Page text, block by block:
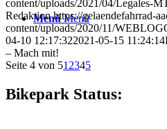
Menü Menü
content/uploads/2021/04/Legales-
Redaktion https://gelaendefahrrad-
content/uploads/2020/11/
04-10 12:17:322021-05-15 11:24:14
– Mach mit!
Seite 4 von 512345
Bikepark Status: